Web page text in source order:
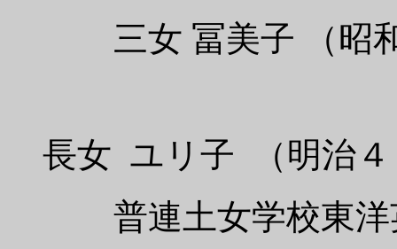
三女 冨美子 （昭和
長女 ユリ子 （明治４
普連土女学校東洋